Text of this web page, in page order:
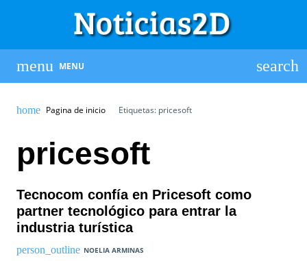
MENU
Pagina de inicio Etiquetas: pricesoft
pricesoft
Tecnocom confía en Pricesoft como
partner tecnológico para entrar la
industria turística
NOELIA ARMINAS